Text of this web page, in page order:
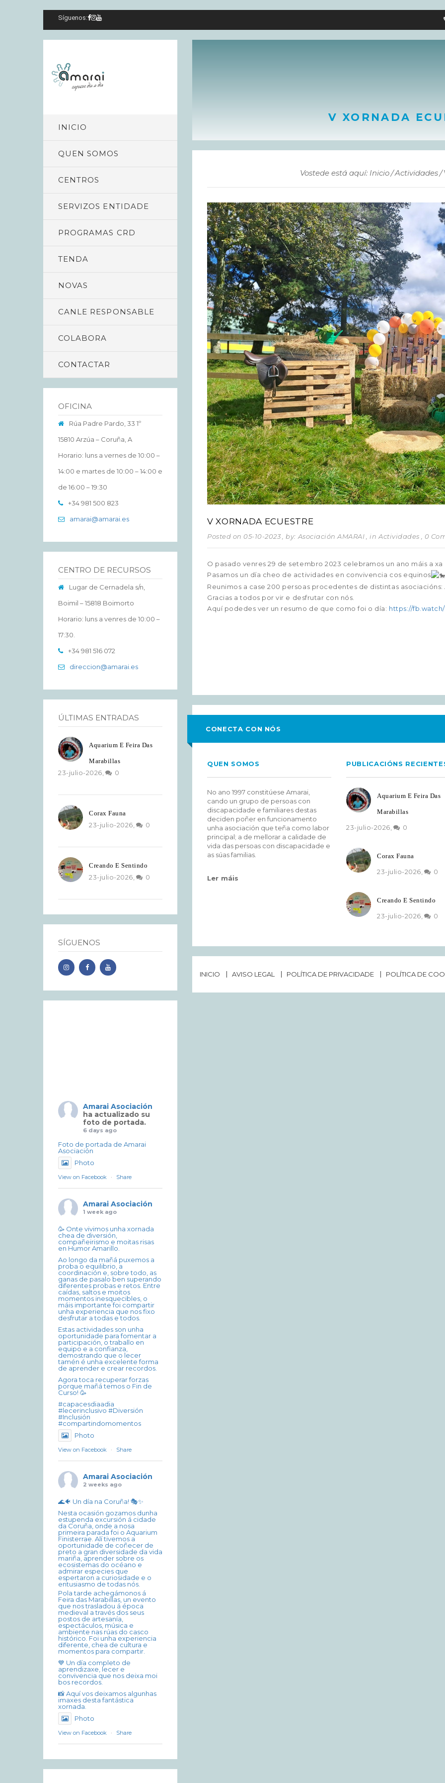
Síguenos:
INICIO
QUEN SOMOS
CENTROS
SERVIZOS ENTIDADE
PROGRAMAS CRD
TENDA
NOVAS
CANLE RESPONSABLE
COLABORA
CONTACTAR
OFICINA
Rúa Padre Pardo, 33 1º
15810 Arzúa – Coruña, A
Horario: luns a vernes de 10:00 –
14:00 e martes de 10:00 – 14:00 e
de 16:00 – 19:30
+34 981 500 823
amarai@amarai.es
CENTRO DE RECURSOS
Lugar de Cernadela s/n,
Boimil – 15818 Boimorto
Horario: luns a venres de 10:00 –
17:30.
+34 981 516 072
direccion@amarai.es
ÚLTIMAS ENTRADAS
Aquarium E Feira Das
Marabillas
23-julio-2026, 0
Corax Fauna
23-julio-2026, 0
Creando E Sentindo
23-julio-2026, 0
SÍGUENOS
Amarai Asociación
ha actualizado su
foto de portada.
6 days ago
Foto de portada de Amarai
Asociación
Photo
View on Facebook · Share
Amarai Asociación
1 week ago
🥳 Onte vivimos unha xornada
chea de diversión,
compañeirismo e moitas risas
en Humor Amarillo.
Ao longo da mañá puxemos a
proba o equilibrio, a
coordinación e, sobre todo, as
ganas de pasalo ben superando
diferentes probas e retos. Entre
caídas, saltos e moitos
momentos inesquecibles, o
máis importante foi compartir
unha experiencia que nos fixo
desfrutar a todas e todos.
Estas actividades son unha
oportunidade para fomentar a
participación, o traballo en
equipo e a confianza,
demostrando que o lecer
tamén é unha excelente forma
de aprender e crear recordos.
Agora toca recuperar forzas
porque mañá temos o Fin de
Curso! 🥳
#capacesdiaadia
#lecerinclusivo #Diversión
#Inclusión
#compartindomomentos
Photo
View on Facebook · Share
Amarai Asociación
2 weeks ago
🌊🐠 Un día na Coruña! 🎭✨
Nesta ocasión gozamos dunha
estupenda excursión á cidade
da Coruña, onde a nosa
primeira parada foi o Aquarium
Finisterrae. Alí tivemos a
oportunidade de coñecer de
preto a gran diversidade da vida
mariña, aprender sobre os
ecosistemas do océano e
admirar especies que
espertaron a curiosidade e o
entusiasmo de todas nós.
Pola tarde achegámonos á
Feira das Marabillas, un evento
que nos trasladou á época
medieval a través dos seus
postos de artesanía,
espectáculos, música e
ambiente nas rúas do casco
histórico. Foi unha experiencia
diferente, chea de cultura e
momentos para compartir.
💙 Un día completo de
aprendizaxe, lecer e
convivencia que nos deixa moi
bos recordos.
📸 Aquí vos deixamos algunhas
imaxes desta fantástica
xornada.
Photo
View on Facebook · Share
V XORNADA
Vostede está aquí: Inicio Actividades
V XORNADA ECUESTRE
Posted on 05-10-2023, by: Asociación AMARAI , inActividades , 0
O pasado venres 29 de setembro 2023 celebramos un ano máis a
Pasamos un día cheo de actividades en convivencia cos equinos
Reunimos a case 200 persoas procedentes de distintas
Gracias a todos por vir e desfrutar con nós.
Aquí podedes ver un resumo de que como foi o día: https://
CONECTA CON NÓS
QUEN SOMOS
No ano 1997 constitúese Amarai,
cando un grupo de persoas con
discapacidade e familiares destas
deciden poñer en funcionamento
unha asociación que teña como labor
principal; a de mellorar a calidade de
vida das persoas con discapacidade e
as súas familias.
Ler máis
PUBLICACIÓNS
Aquarium E Feira Das
Marabillas
23-julio-2026, 0
Corax Fauna
23-julio-2026, 0
Creando E Sentindo
23-julio-2026, 0
INICIO AVISO LEGAL POLÍTICA DE PRIVACIDADE POLÍTICA DE